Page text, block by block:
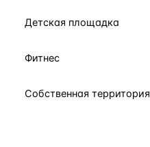
Детская площадка
Фитнес
Собственная территория